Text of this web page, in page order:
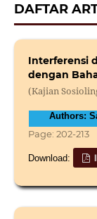
DAFTAR
Interferensi
dengan
(Kajian
Authors:
Page: 202-213
Download: